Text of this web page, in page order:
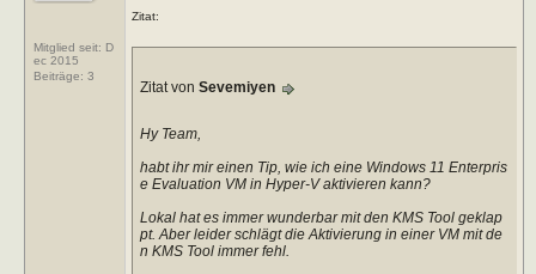
Mitglied seit: D
ec 2015
Beiträge: 3
Zitat:
Zitat von Sevemiyen
Hy Team,
habt ihr mir einen Tip, wie ich eine Windows 11 Enterpris
e Evaluation VM in Hyper-V aktivieren kann?
Lokal hat es immer wunderbar mit den KMS Tool geklap
pt. Aber leider schlägt die Aktivierung in einer VM mit de
n KMS Tool immer fehl.